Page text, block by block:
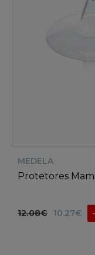
MEDELA
Protetores
12.08€ 10.27€